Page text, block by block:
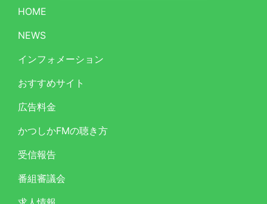
HOME
NEWS
インフォメーション
おすすめサイト
広告料金
かつしかFMの聴き方
受信報告
番組審議会